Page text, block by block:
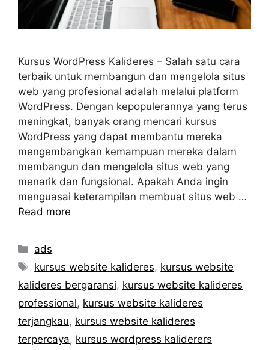
Kursus WordPress Kalideres – Salah satu cara
terbaik untuk membangun dan mengelola situs
web yang profesional adalah melalui platform
WordPress. Dengan kepopulerannya yang terus
meningkat, banyak orang mencari kursus
WordPress yang dapat membantu mereka
mengembangkan kemampuan mereka dalam
membangun dan mengelola situs web yang
menarik dan fungsional. Apakah Anda ingin
menguasai keterampilan membuat situs web …
Read more
Categories
ads
Tags
kursus website kalideres, kursus website
kalideres bergaransi, kursus website kalideres
professional, kursus website kalideres
terjangkau, kursus website kalideres
terpercaya, kursus wordpress kaliderers